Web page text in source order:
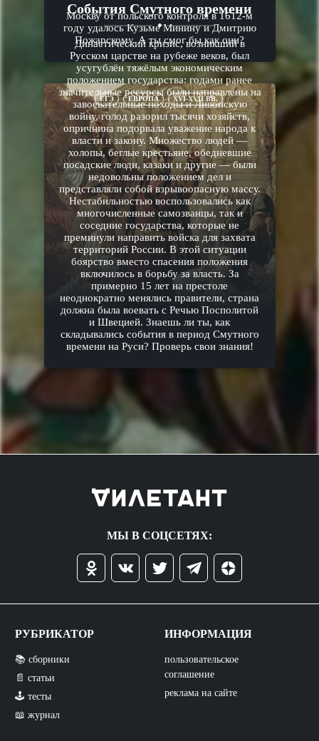
Москву от польского контроля в 1612-м
году удалось Кузьме Минину и Дмитрию
Пожарскому. А ты смог бы как они?
ЕГЭ ЕВРОПА XVI-XVII ВВ.
События Смутного времени
Династический кризис, возникший в
Русском царстве на рубеже веков, был
усугублён тяжёлым экономическим
положением государства: годами ранее
значительные ресурсы были направлены на
завоевательные походы и Ливонскую
войну, голод разорил тысячи хозяйств,
опричнина подорвала уважение народа к
власти и закону. Множество людей —
холопы, беглые крестьяне, обедневшие
посадские люди, казаки и другие — были
недовольны положением дел и
представляли собой взрывоопасную массу.
Нестабильностью воспользовались как
многочисленные самозванцы, так и
соседние государства, которые не
преминули направить войска для захвата
территорий России. В этой ситуации
боярство вместо спасения положения
включилось в борьбу за власть. За
примерно 15 лет на престоле
неоднократно менялись правители, страна
должна была воевать с Речью Посполитой
и Швецией. Знаешь ли ты, как
складывались события в период Смутного
времени на Руси? Проверь свои знания!
МЫ В СОЦСЕТЯХ:
РУБРИКАТОР
📚 сборники
📄 статьи
🕹️ тесты
📖 журнал
ИНФОРМАЦИЯ
пользовательское
соглашение
реклама на сайте